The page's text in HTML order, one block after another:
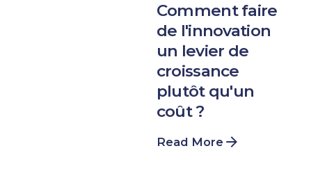
Comment faire
de l'innovation
un levier de
croissance
plutôt qu'un
coût ?
Read More